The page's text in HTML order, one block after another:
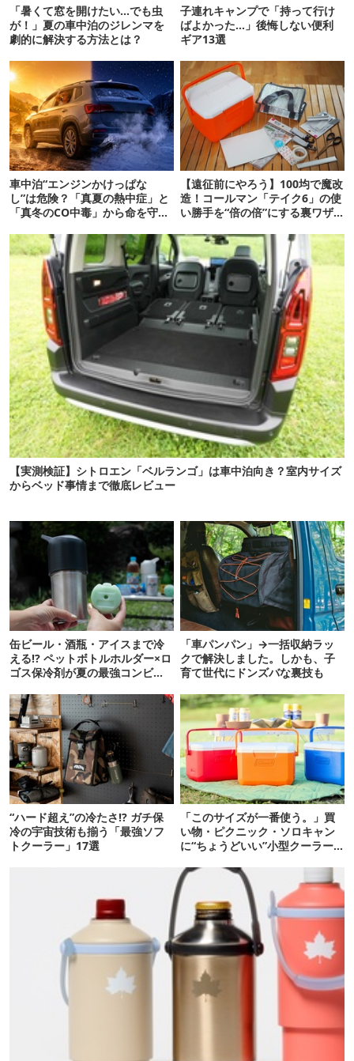
「暑くて窓を開けたい…でも虫
が！」夏の車中泊のジレンマを
劇的に解決する方法とは？
子連れキャンプで「持って行け
ばよかった…」後悔しない便利
ギア13選
車中泊“エンジンかけっぱな
し”は危険？「真夏の熱中症」と
「真冬のCO中毒」から命を守る
【遠征前にやろう】100均で魔改
造！コールマン「テイク6」の使
い勝手を“倍の倍”にする裏ワザ6
【実測検証】シトロエン「ベルランゴ」は車中泊向き？室内サイズ
からベッド事情まで徹底レビュー
缶ビール・酒瓶・アイスまで冷
える!? ペットボトルホルダー×ロ
ゴス保冷剤が夏の最強コンビだ
「車パンパン」→一括収納ラッ
クで解決しました。しかも、子
育て世代にドンズバな裏技も
“ハード超え”の冷たさ!? ガチ保
冷の宇宙技術も揃う「最強ソフ
トクーラー」17選
「このサイズが一番使う。」買
い物・ピクニック・ソロキャン
に“ちょうどいい”小型クーラー